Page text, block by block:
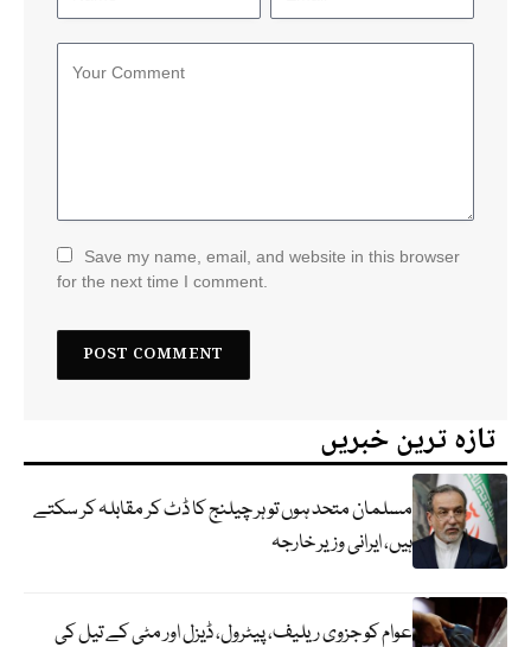
Save my name, email, and website in this browser
for the next time I comment.
تازہ ترین خبریں
مسلمان متحد ہوں تو ہر چیلنج کا ڈٹ کر مقابلہ کر سکتے
ہیں، ایرانی وزیر خارجہ
عوام کو جزوی ریلیف، پیٹرول، ڈیزل اور مٹی کے تیل کی